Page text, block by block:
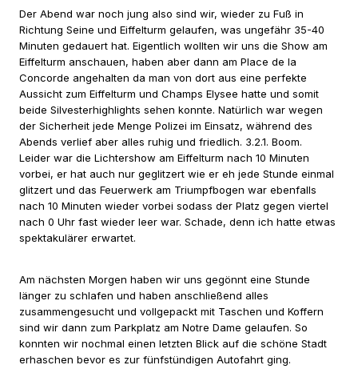
Der Abend war noch jung also sind wir, wieder zu Fuß in
Richtung Seine und Eiffelturm gelaufen, was ungefähr 35-40
Minuten gedauert hat. Eigentlich wollten wir uns die Show am
Eiffelturm anschauen, haben aber dann am Place de la
Concorde angehalten da man von dort aus eine perfekte
Aussicht zum Eiffelturm und Champs Elysee hatte und somit
beide Silvesterhighlights sehen konnte. Natürlich war wegen
der Sicherheit jede Menge Polizei im Einsatz, während des
Abends verlief aber alles ruhig und friedlich. 3.2.1. Boom.
Leider war die Lichtershow am Eiffelturm nach 10 Minuten
vorbei, er hat auch nur geglitzert wie er eh jede Stunde einmal
glitzert und das Feuerwerk am Triumpfbogen war ebenfalls
nach 10 Minuten wieder vorbei sodass der Platz gegen viertel
nach 0 Uhr fast wieder leer war. Schade, denn ich hatte etwas
spektakulärer erwartet.
Am nächsten Morgen haben wir uns gegönnt eine Stunde
länger zu schlafen und haben anschließend alles
zusammengesucht und vollgepackt mit Taschen und Koffern
sind wir dann zum Parkplatz am Notre Dame gelaufen. So
konnten wir nochmal einen letzten Blick auf die schöne Stadt
erhaschen bevor es zur fünfstündigen Autofahrt ging.